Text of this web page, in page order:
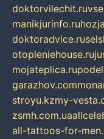
doktorvilechit.ru
manikjurinfo.ru
doktoradvice.ru
otopleniehouse.ru
mojateplica.ru
garazhov.com
stroyu.kzmy-
zsmh.com.ua
all-tattoos-for-